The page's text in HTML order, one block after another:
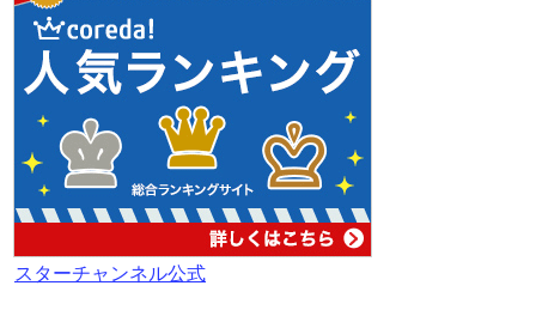
スターチャンネル公式